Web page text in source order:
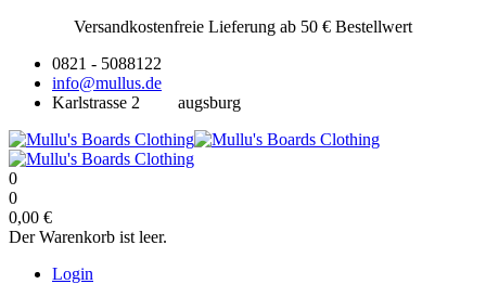
Versandkostenfreie Lieferung ab 50 € Bestellwert
0821 - 5088122
info@mullus.de
Karlstrasse 2
augsburg
0
0
0,00 €
Der Warenkorb ist leer.
Login